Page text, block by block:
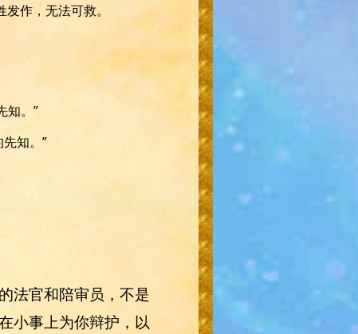
作，无法可救。
知。”
知。”
法官和陪审员，不是
小事上为你辩护，以